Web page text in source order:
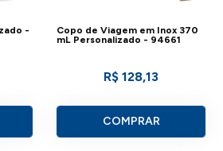
-
Copo de Viagem em Inox 370
mL Personalizado - 94661
R$ 128,13
COMPRAR